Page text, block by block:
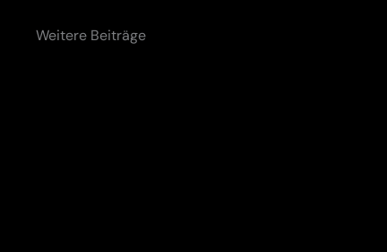
Weitere Beiträge